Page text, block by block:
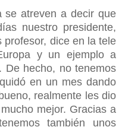
se atreven a decir que
nuestro presidente,
dice en la tele
y un ejemplo a
De hecho, no tenemos
en un mes dando
realmente les dio
mejor. Gracias a
también unos